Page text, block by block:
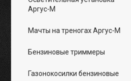
Аргус-М
Мачты на треногах Аргус-М
Бензиновые триммеры
Газонокосилки бензиновые